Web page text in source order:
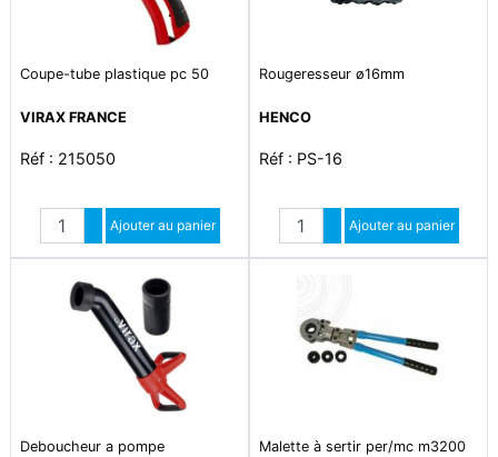
Coupe-tube plastique pc 50
VIRAX FRANCE
Réf : 215050
Quantité
Augmenter quantité
Diminuer quantité
Ajouter au panier
Rougeresseur ø16mm
HENCO
Réf : PS-16
Quantité
Augmenter quantité
Diminuer quantité
Ajouter au panier
Deboucheur a pompe
Malette à sertir per/mc m3200